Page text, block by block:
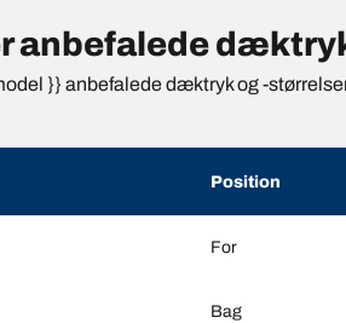
anbefalede
}} anbefalede dæktryk og -
Position
For
Bag